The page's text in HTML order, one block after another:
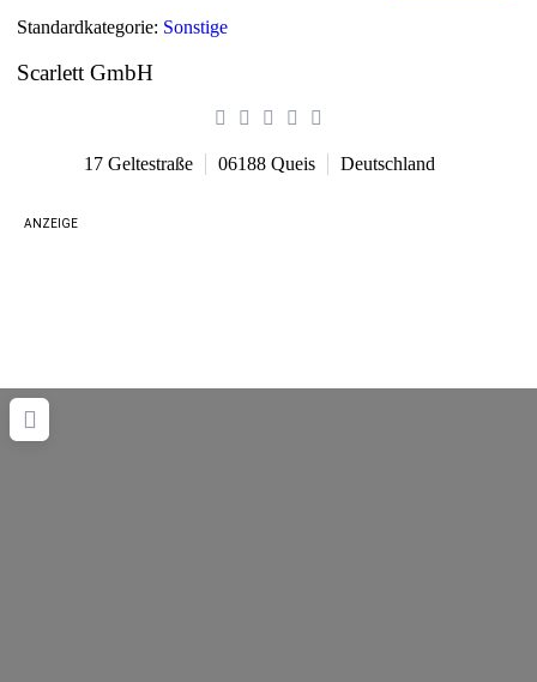
Standardkategorie: Sonstige
Scarlett GmbH
17 Geltestraße 06188 Queis Deutschland
ANZEIGE